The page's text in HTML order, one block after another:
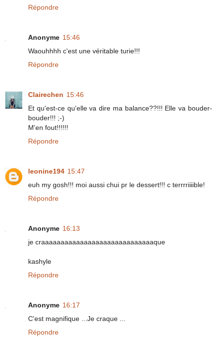
Répondre
Anonyme 15:46
Waouhhhh c'est une véritable turie!!!
Répondre
Clairechen 15:46
Et qu'est-ce qu'elle va dire ma balance??!!! Elle va bouder-
bouder!!! ;-)
M'en fout!!!!!!
Répondre
leonine194 15:47
euh my gosh!!! moi aussi chui pr le dessert!!! c terrrriiiible!
Répondre
Anonyme 16:13
je craaaaaaaaaaaaaaaaaaaaaaaaaaaaaque
kashyle
Répondre
Anonyme 16:17
C'est magnifique ...Je craque ...
Répondre